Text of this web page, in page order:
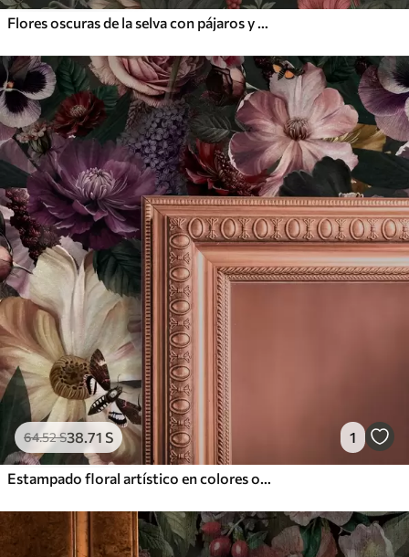
Flores oscuras de la selva con pájaros y mariposas
64.52S38.71 S 1
Estampado floral artístico en colores oscuros